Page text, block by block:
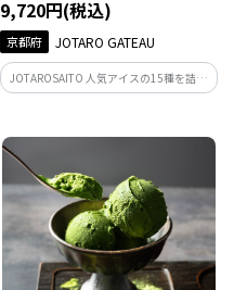
9,720円(税込)
京都府 JOTARO GATEAU
JOTAROSAITO 人気アイスの15種を詰め
合わせた限定ギフトBOX。カラフルな色
彩り豊かで見た目も華やかにデザインさ